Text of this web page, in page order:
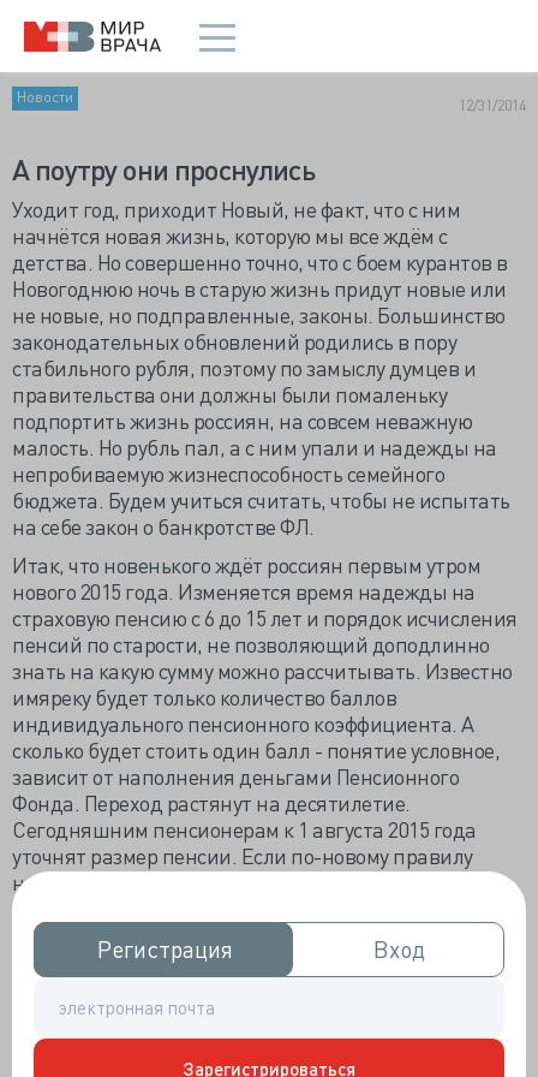
Регистрация
Регистрация Вход
Вход
Зарегистрироваться
Новости 12/31/2014
А поутру они проснулись
Уходит год, приходит Новый, не факт, что с ним
начнётся новая жизнь, которую мы все ждём с
детства. Но совершенно точно, что с боем курантов в
Новогоднюю ночь в старую жизнь придут новые или
не новые, но подправленные, законы. Большинство
законодательных обновлений родились в пору
стабильного рубля, поэтому по замыслу думцев и
правительства они должны были помаленьку
подпортить жизнь россиян, на совсем неважную
малость. Но рубль пал, а с ним упали и надежды на
непробиваемую жизнеспособность семейного
бюджета. Будем учиться считать, чтобы не испытать
на себе закон о банкротстве ФЛ.
Итак, что новенького ждёт россиян первым утром
нового 2015 года. Изменяется время надежды на
страховую пенсию с 6 до 15 лет и порядок исчисления
пенсий по старости, не позволяющий доподлинно
знать на какую сумму можно рассчитывать. Известно
имяреку будет только количество баллов
индивидуального пенсионного коэффициента. А
сколько будет стоить один балл - понятие условное,
зависит от наполнения деньгами Пенсионного
Фонда. Переход растянут на десятилетие.
Сегодняшним пенсионерам к 1 августа 2015 года
уточнят размер пенсии. Если по-новому правилу
насчитают больше, то и дадут больше, если
насчитают меньше, то дадут - сколько давали до
перерасчёта.
С 1 января на 28% вырастет ставка акциза на
сигареты и папиросы, как минимум одна сигарета
подорожает на 1 рубль 33 копейки. Естественно,
пачка подорожает на ой-ой-ой, но сколько будет